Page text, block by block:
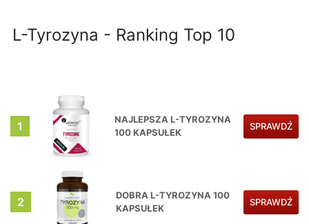
L-Tyrozyna - Ranking Top 10
1
NAJLEPSZA L-TYROZYNA
100 KAPSUŁEK
SPRAWDŹ
2
DOBRA L-TYROZYNA 100
KAPSUŁEK
SPRAWDŹ